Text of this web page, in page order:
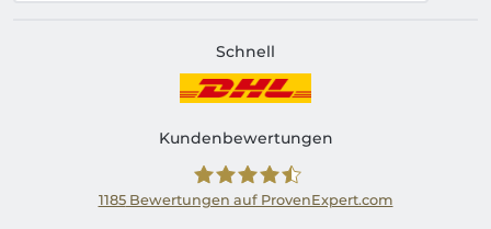
Schnell
Kundenbewertungen
1185Bewertungen auf ProvenExpert.com